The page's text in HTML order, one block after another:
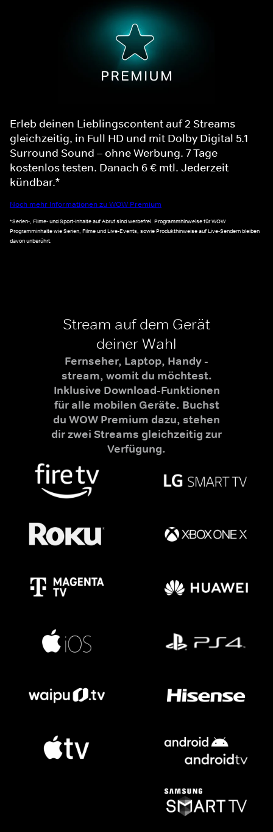
Erleb deinen Lieblingscontent auf 2 Streams
gleichzeitig, in Full HD und mit Dolby Digital 5.1
Surround Sound – ohne Werbung. 7 Tage
kostenlos testen. Danach 6 € mtl. Jederzeit
kündbar.*
Noch mehr Informationen zu WOW Premium
*Serien-, Filme- und Sport-Inhalte auf Abruf sind werbefrei. Programmhinweise für WOW
Programminhalte wie Serien, Filme und Live-Events, sowie Produkthinweise auf Live-Sendern bleiben
davon unberührt.
Stream auf dem Gerät
deiner Wahl
Fernseher, Laptop, Handy -
stream, womit du möchtest.
Inklusive Download-Funktionen
für alle mobilen Geräte. Buchst
du WOW Premium dazu, stehen
dir zwei Streams gleichzeitig zur
Verfügung.